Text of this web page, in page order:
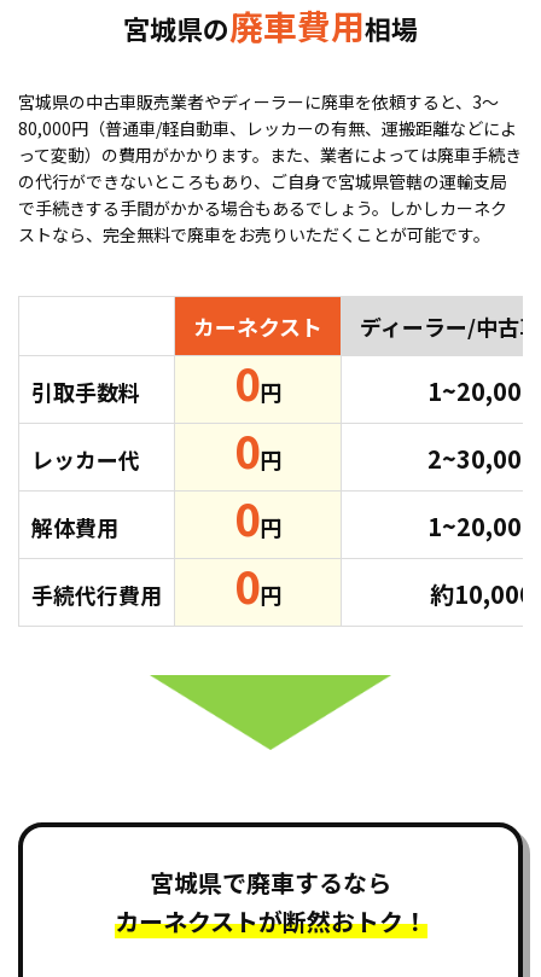
宮城県の廃車費用相場
宮城県の中古車販売業者やディーラーに廃車を依頼すると、3〜
80,000円（普通車/軽自動車、レッカーの有無、運搬距離などによ
って変動）の費用がかかります。また、業者によっては廃車手続き
の代行ができないところもあり、ご自身で宮城県管轄の運輸支局
で手続きする手間がかかる場合もあるでしょう。しかしカーネク
ストなら、完全無料で廃車をお売りいただくことが可能です。
カーネクスト ディーラー/中古
引取手数料 0円
レッカー代 0円
解体費用 0円
手続代行費用 0円 約10,000
宮城県で廃車するなら
カーネクストが断然おトク！